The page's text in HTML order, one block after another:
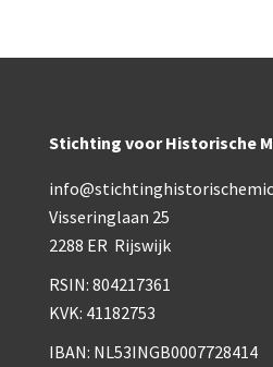
Dollond, ‘bar-limb’
Ongesigneerd, Engels
Robbins (1860-
Nachet, ‘plus simple’
Stichting voor Historische
Visseringlaan 25
2288 ER Rijswijk
RSIN: 804217361
KVK: 41182753
IBAN: NL53INGB0007728414